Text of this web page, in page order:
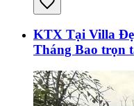
KTX Tại Villa
Tháng Bao trọn